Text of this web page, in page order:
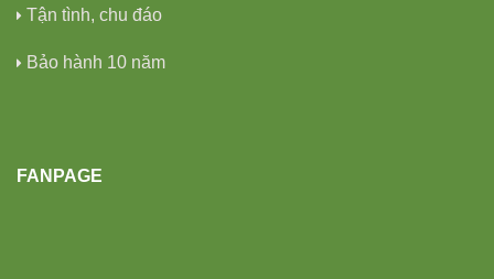
Tận tình, chu đáo
Bảo hành 10 năm
FANPAGE